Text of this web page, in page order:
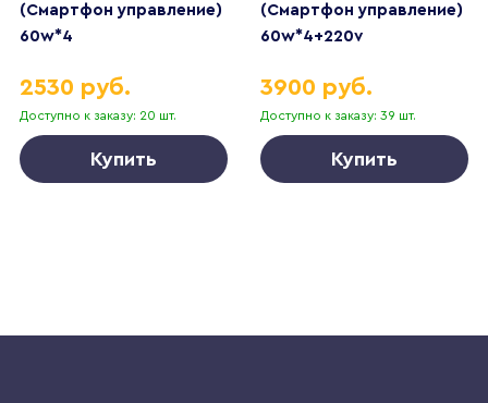
(Смартфон управление)
60w*4
Доступно к заказу: 20 шт.
2530 руб.
Купить
(Смартфон управление)
60w*4+220v
Доступно к заказу: 39 шт.
3900 руб.
Купить